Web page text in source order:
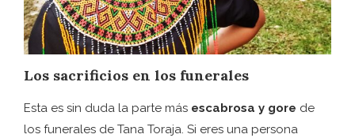
Los sacrificios en los funerales
Esta es sin duda la parte más escabrosa y gore de
los funerales de Tana Toraja. Si eres una persona